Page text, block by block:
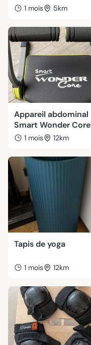
1 mois 5km
Appareil abdominal
Smart Wonder Core
1 mois 12km
Tapis de yoga
1 mois 12km